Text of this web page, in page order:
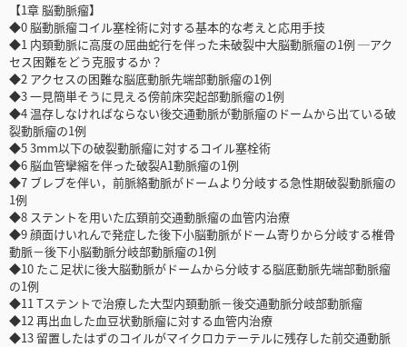
【1章 脳動脈瘤】
◆0 脳動脈瘤コイル塞栓術に対する基本的な考えと応用手技
◆1 内頚動脈に高度の屈曲蛇行を伴った未破裂中大脳動脈瘤の1例 ─アク
セス困難をどう克服するか？
◆2 アクセスの困難な脳底動脈先端部動脈瘤の1例
◆3 一見簡単そうに見える傍前床突起部動脈瘤の1例
◆4 温存しなければならない後交通動脈が動脈瘤のドームから出ている破
裂動脈瘤の1例
◆5 3mm以下の破裂動脈瘤に対するコイル塞栓術
◆6 脳血管攣縮を伴った破裂A1動脈瘤の1例
◆7 ブレブを伴い，前脈絡動脈がドームより分岐する急性期破裂動脈瘤の
1例
◆8 ステントを用いた広頚前交通動脈瘤の血管内治療
◆9 顔面けいれんで発症した後下小脳動脈がドーム寄りから分岐する椎骨
動脈－後下小脳動脈分岐部動脈瘤の1例
◆10 たこ足状に後大脳動脈がドームから分岐する脳底動脈先端部動脈瘤
の1例
◆11 Tステントで治療した大型内頚動脈－後交通動脈分岐部動脈瘤
◆12 再出血した血豆状動脈瘤に対する血管内治療
◆13 留置したはずのコイルがマイクロカテーテルに残存した前交通動脈